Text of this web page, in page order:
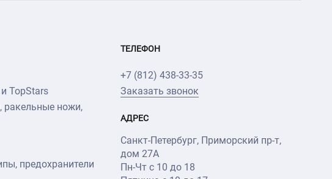
TopStars
ракельные ножи,
предохранители
ТЕЛЕФОН
+7 (812) 438-33-35
Заказать звонок
АДРЕС
Санкт-Петербург, Приморский пр-т,
дом 27А
Пн-Чт с 10 до 18